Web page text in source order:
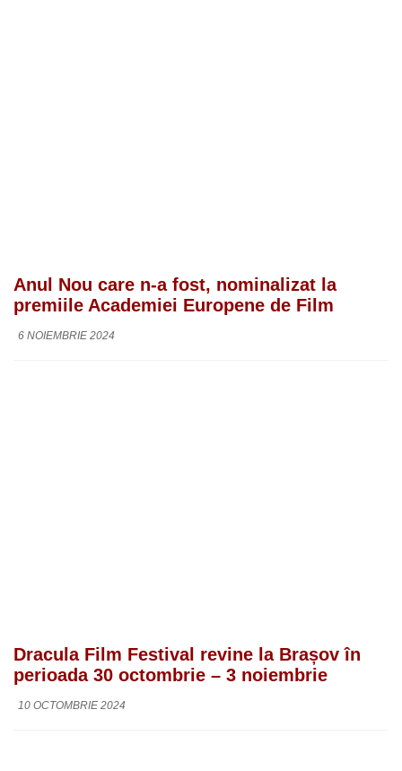
Anul Nou care n-a fost, nominalizat la
premiile Academiei Europene de Film
6 NOIEMBRIE 2024
Dracula Film Festival revine la Brașov în
perioada 30 octombrie – 3 noiembrie
10 OCTOMBRIE 2024